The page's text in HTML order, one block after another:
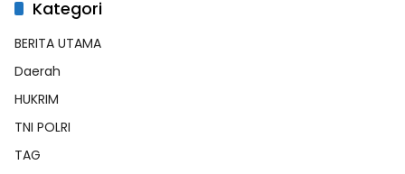
Kategori
BERITA UTAMA
Daerah
HUKRIM
TNI POLRI
TAG